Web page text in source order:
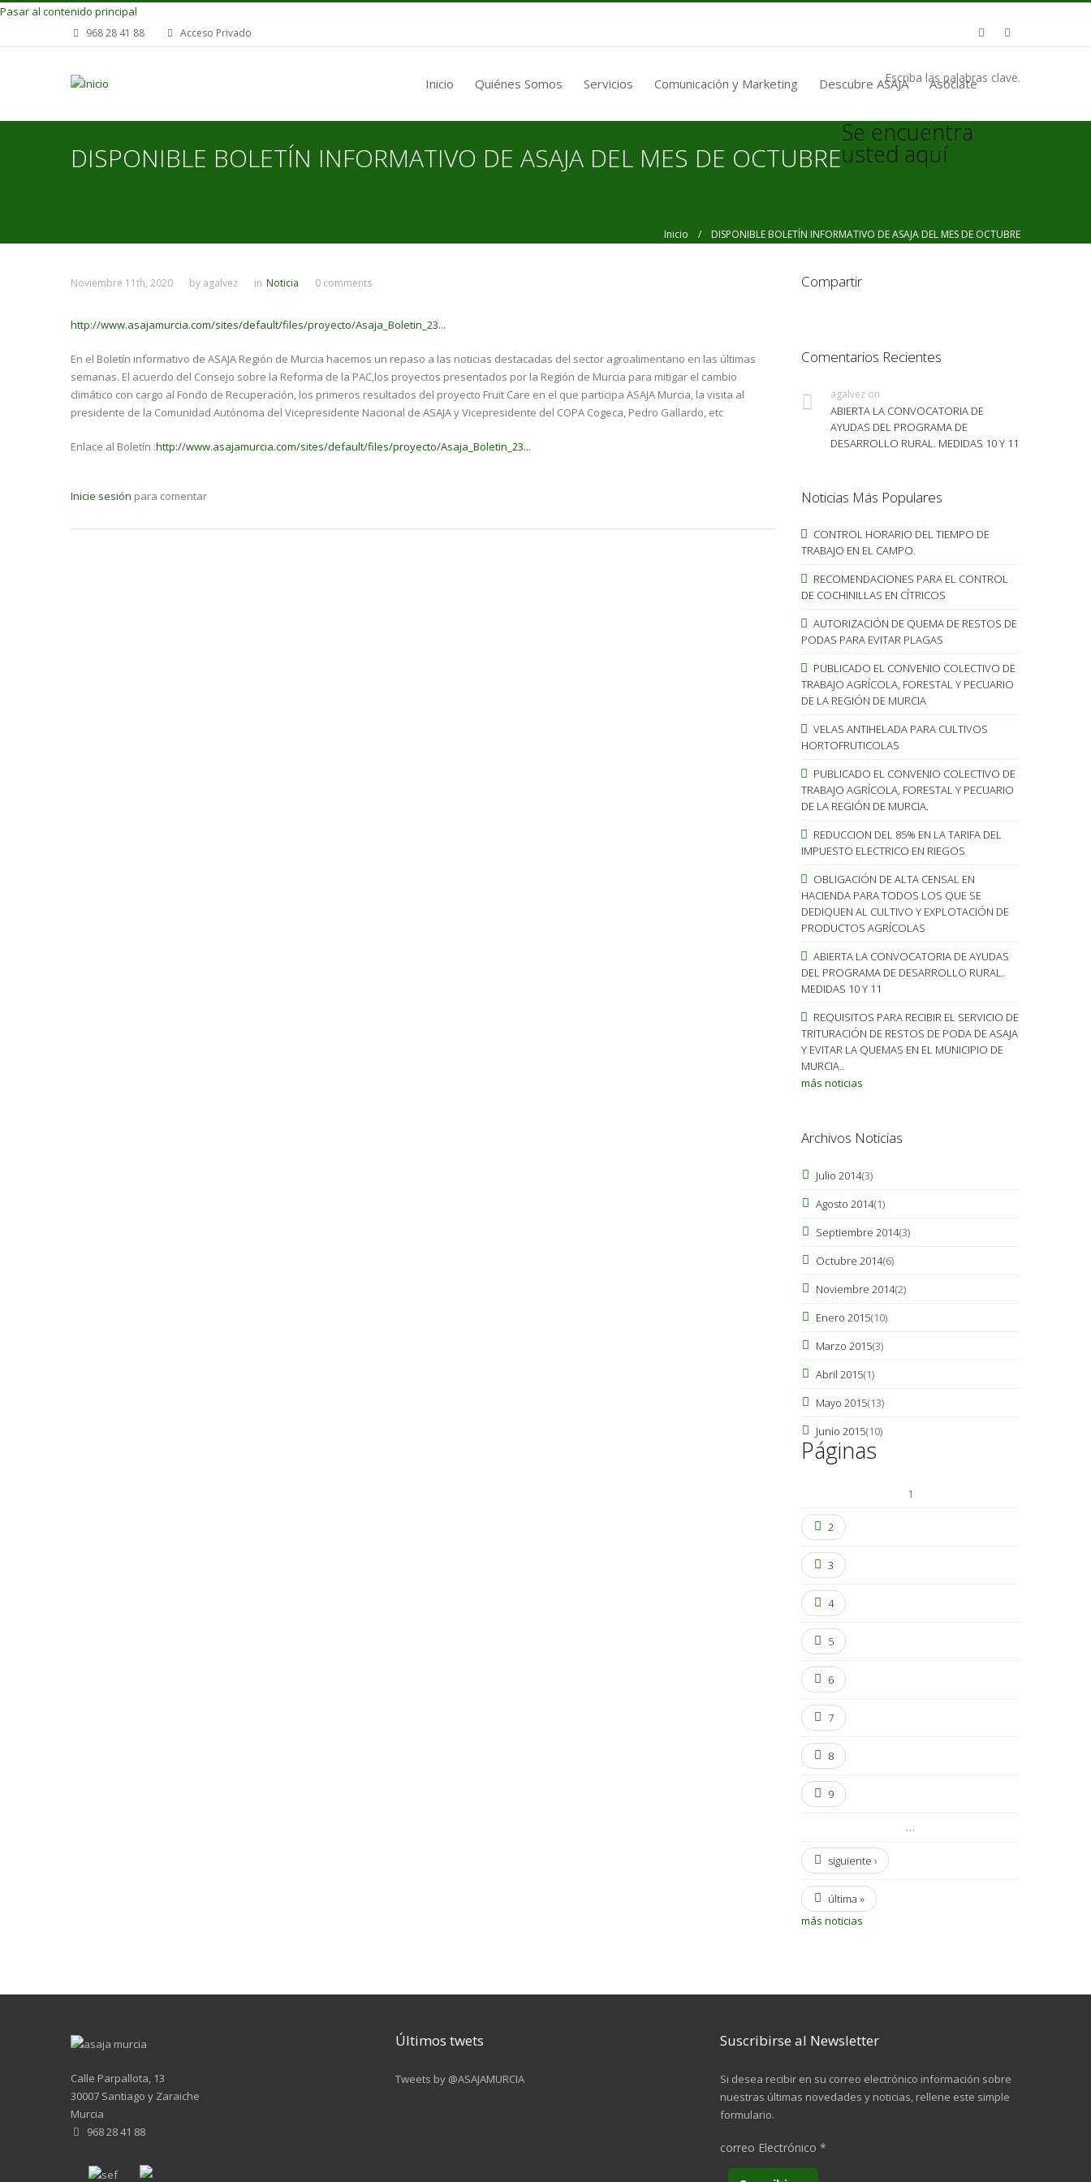
Pasar al contenido principal
968 28 41 88 Acceso Privado
Inicio Quiénes Somos Servicios Comunicación y Marketing Descubre ASAJA Asóciate
Escriba las palabras clave.
DISPONIBLE BOLETÍN INFORMATIVO DE ASAJA DEL MES DE OCTUBRE
Se encuentra
usted aquí
Inicio / DISPONIBLE BOLETÍN INFORMATIVO DE ASAJA DEL MES DE OCTUBRE
Noviembre 11th, 2020 by agalvez in Noticia 0 comments
http://www.asajamurcia.com/sites/default/files/proyecto/Asaja_Boletin_23...
En el Boletín informativo de ASAJA Región de Murcia hacemos un repaso a las noticias destacadas del sector agroalimentario en las últimas
semanas. El acuerdo del Consejo sobre la Reforma de la PAC,los proyectos presentados por la Región de Murcia para mitigar el cambio
climático con cargo al Fondo de Recuperación, los primeros resultados del proyecto Fruit Care en el que participa ASAJA Murcia, la visita al
presidente de la Comunidad Autónoma del Vicepresidente Nacional de ASAJA y Vicepresidente del COPA Cogeca, Pedro Gallardo, etc
Enlace al Boletín :http://www.asajamurcia.com/sites/default/files/proyecto/Asaja_Boletin_23...
Inicie sesión para comentar
Compartir
Comentarios Recientes
agalvezon
ABIERTA LA CONVOCATORIA DE
AYUDAS DEL PROGRAMA DE
DESARROLLO RURAL. MEDIDAS 10 Y 11
Noticias Más Populares
CONTROL HORARIO DEL TIEMPO DE
TRABAJO EN EL CAMPO.
RECOMENDACIONES PARA EL CONTROL
DE COCHINILLAS EN CÍTRICOS
AUTORIZACIÓN DE QUEMA DE RESTOS DE
PODAS PARA EVITAR PLAGAS
PUBLICADO EL CONVENIO COLECTIVO DE
TRABAJO AGRÍCOLA, FORESTAL Y PECUARIO
DE LA REGIÓN DE MURCIA
VELAS ANTIHELADA PARA CULTIVOS
HORTOFRUTICOLAS
PUBLICADO EL CONVENIO COLECTIVO DE
TRABAJO AGRÍCOLA, FORESTAL Y PECUARIO
DE LA REGIÓN DE MURCIA.
REDUCCION DEL 85% EN LA TARIFA DEL
IMPUESTO ELECTRICO EN RIEGOS
OBLIGACIÓN DE ALTA CENSAL EN
HACIENDA PARA TODOS LOS QUE SE
DEDIQUEN AL CULTIVO Y EXPLOTACIÓN DE
PRODUCTOS AGRÍCOLAS
ABIERTA LA CONVOCATORIA DE AYUDAS
DEL PROGRAMA DE DESARROLLO RURAL.
MEDIDAS 10 Y 11
REQUISITOS PARA RECIBIR EL SERVICIO DE
TRITURACIÓN DE RESTOS DE PODA DE ASAJA
Y EVITAR LA QUEMAS EN EL MUNICIPIO DE
MURCIA..
más noticias
Archivos Noticias
Julio 2014(3)
Agosto 2014(1)
Septiembre 2014(3)
Octubre 2014(6)
Noviembre 2014(2)
Enero 2015(10)
Marzo 2015(3)
Abril 2015(1)
Mayo 2015(13)
Junio 2015(10)
Páginas
1
2
3
4
5
6
7
8
9
…
siguiente ›
última »
más noticias
Calle Parpallota, 13
30007 Santiago y Zaraiche
Murcia
968 28 41 88
Últimos twets
Tweets by @ASAJAMURCIA
Suscribirse al Newsletter
Si desea recibir en su correo electrónico información sobre
nuestras últimas novedades y noticias, rellene este simple
formulario.
correo Electrónico *